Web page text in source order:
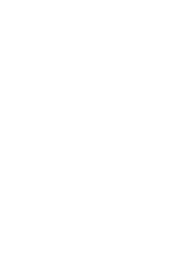
Málaga capital contará
de categoría premium.
centro comercial
encontraba la tienda
cinematográficos más
Once salas y casi mil
El complejo suma once
Todas ellas cuentan
según la empresa, no